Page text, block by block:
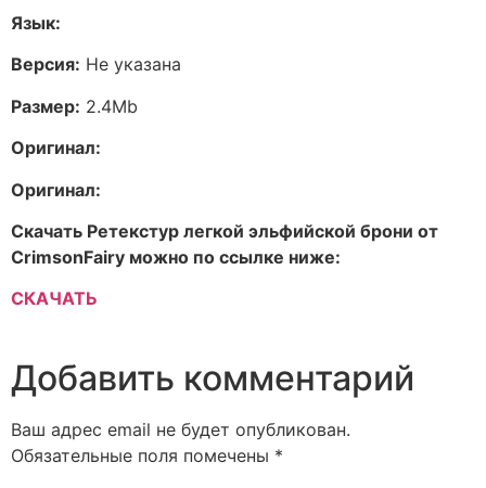
Язык:
Версия: Не указана
Размер: 2.4Mb
Оригинал:
Оригинал:
Скачать Ретекстур легкой эльфийской брони от
CrimsonFairy можно по ссылке ниже:
СКАЧАТЬ
Добавить комментарий
Ваш адрес email не будет опубликован.
Обязательные поля помечены *